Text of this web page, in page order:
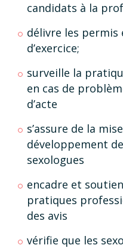
candidats à la
délivre les
d’exercice;
surveille la
en cas de
d’acte
s’assure de la
développement
sexologues
encadre et
pratiques
des avis
vérifie que les